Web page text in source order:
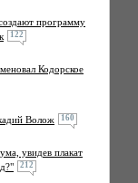
программу
122
Кодорское
Волож 160
увидев плакат
212